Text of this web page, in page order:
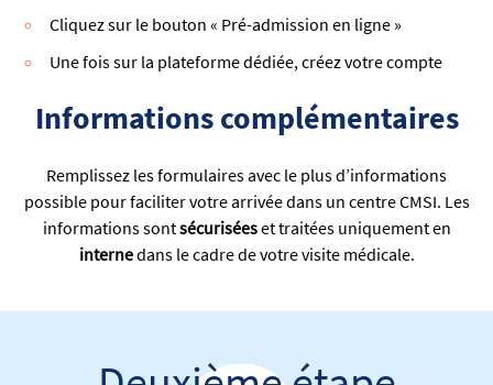
Cliquez sur le bouton « Pré-admission en ligne »
Une fois sur la plateforme dédiée, créez votre compte
Informations complémentaires
Remplissez les formulaires avec le plus d’informations
possible pour faciliter votre arrivée dans un centre CMSI. Les
informations sontsécuriséeset traitées uniquement en
internedans le cadre de votre visite médicale.